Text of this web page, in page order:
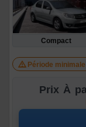
Compact
Période
Prix À